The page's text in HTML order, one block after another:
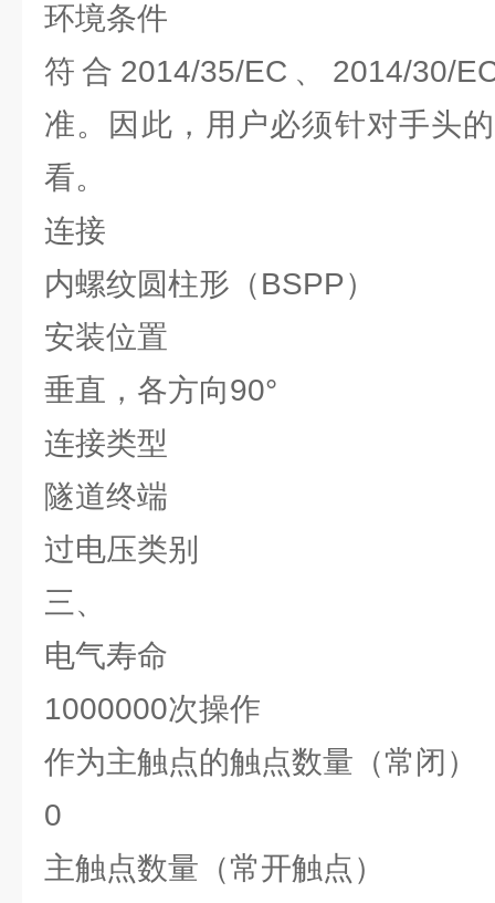
环境条件
符合2014/35/EC、2014/30/
准。因此，用户必须针对手头
看。
连接
内螺纹圆柱形（BSPP）
安装位置
垂直，各方向90°
连接类型
隧道终端
过电压类别
三、
电气寿命
1000000次操作
作为主触点的触点数量（常闭）
0
主触点数量（常开触点）